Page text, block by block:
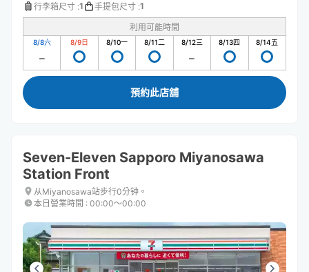
行李箱尺寸 :1 手提包尺寸 :1
利用可能時間
8/8六 8/9日 8/10一 8/11二 8/12三 8/13四 8/14五
預約此店舖
Seven-Eleven Sapporo Miyanosawa
Station Front
从Miyanosawa站步行0分钟。
本日營業時間 : 00:00〜00:00